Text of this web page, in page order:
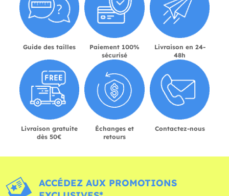
Guide des tailles
Paiement 100%
sécurisé
Livraison en 24-
48h
Livraison gratuite
dès 50€
Échanges et
retours
Contactez-nous
ACCÉDEZ AUX PROMOTIONS